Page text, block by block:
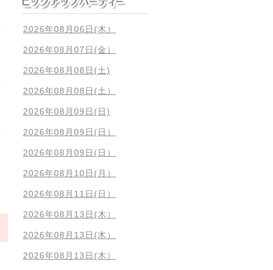
2026年08月06日(木）
2026年08月07日(金）
2026年08月08日(土)
2026年08月08日(土）
2026年08月09日(日)
2026年08月09日(日）
2026年08月09日(日）
2026年08月10日(月）
2026年08月11日(日）
2026年08月13日(木）
2026年08月13日(木）
2026年08月13日(木）